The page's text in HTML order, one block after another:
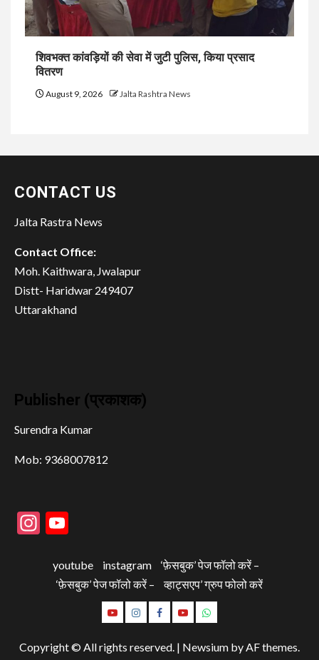
शिवभक्त कांवड़ियों की सेवा में जुटी पुलिस, किया प्रसाद
वितरण
August 9, 2026 Jalta Rashtra News
CONTACT US
Jalta Rastra News
Contact Office:
Moh. Kaithwara, Jwalapur
Distt- Haridwar 249407
Uttarakhand
Publisher (प्रकाशक)
Surendra Kumar
Mob: 9368007812
Instagram
youtube instagram
‘फ़ेसबुक’ पेज फॉलो करें –
‘फ़ेसबुक’ पेज फॉलो करें –
व्हाट्सएप’ ग्रुप फोलो करें
youtubeinstagram
‘फ़ेसबुक’
फॉलो
‘फ़ेसबुक’
फॉलो
व्हाट्सएप’
फोलो
Copyright © All rights reserved. | Newsium by AF themes.